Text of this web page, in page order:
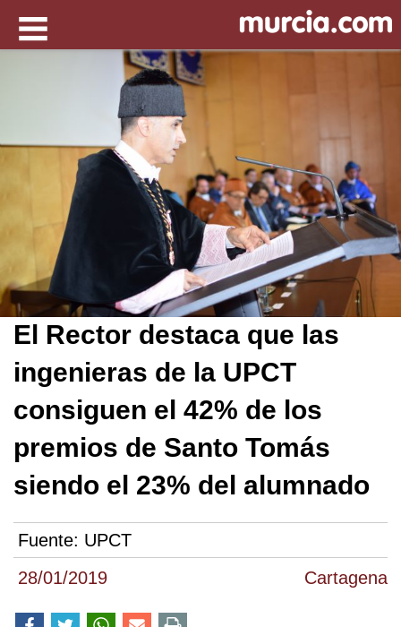
28/01/2019 Cartagena
El Rector destaca que las
ingenieras de la UPCT
consiguen el 42% de los
premios de Santo Tomás
siendo el 23% del alumnado
Fuente: UPCT